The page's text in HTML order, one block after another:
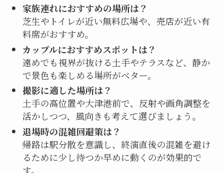
家族連れにおすすめの場所は？
芝生やトイレが近い無料広場や、売店が近い有
料席がおすすめ。
カップルにおすすめスポットは？
遠めでも視界が抜ける土手やテラスなど、静か
で景色も楽しめる場所がベター。
撮影に適した場所は？
土手の高位置や大津港前で、反射や画角調整を
活かしつつ、風向きも考えて選びましょう。
退場時の混雑回避策は？
帰路は駅分散を意識し、終演直後の混雑を避け
るために少し待つか早めに動くのが効果的で
す。